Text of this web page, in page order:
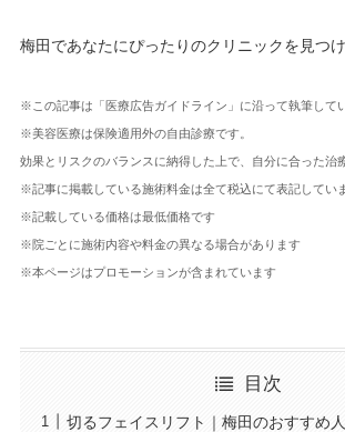
梅田であなたにぴったりのクリニックを見つけ
※この記事は「医療広告ガイドライン」に沿って執筆して
※美容医療は保険適用外の自由診療です。
効果とリスクのバランスに納得した上で、自分に合った治
※記事に掲載している施術料金は全て税込にて表記してい
※記載している価格は最低価格です
※院ごとに施術内容や料金の異なる場合があります
※本ページはプロモーションが含まれています
目次
切るフェイスリフト｜梅田のおすすめ